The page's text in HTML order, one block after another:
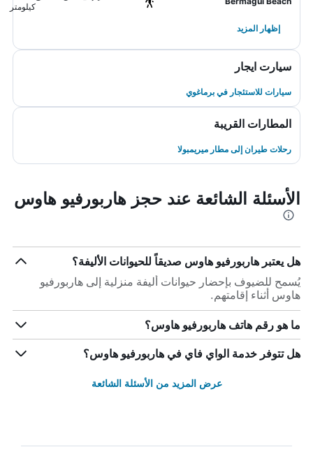
كيلومتر
إظهار المزيد
سيارت ايجار
سيارات للاستئجار في برماغوي
المطارات القريبة
رحلات طيران إلى مطار ميريمبولا
الأسئلة الشائعة عند حجز هاربورفيو هاوس
هل يعتبر هاربورفيو هاوس صديقاً للحيوانات الأليفة؟
يُسمح للضيوف بإحضار حيوانات أليفة منزلية إلى هاربورفيو
هاوس أثناء إقامتهم.
ما هو رقم هاتف هاربورفيو هاوس؟
هل تتوفر خدمة الواي فاي في هاربورفيو هاوس؟
عرض المزيد من الأسئلة الشائعة